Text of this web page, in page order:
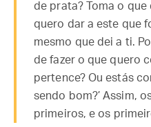
de prata? Toma o que
quero dar a este que
mesmo que dei a ti.
de fazer o que quero
pertence? Ou estás
sendo bom?’ Assim,
primeiros, e os